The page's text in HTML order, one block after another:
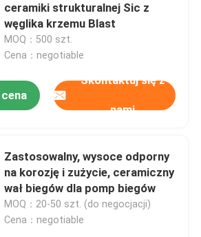
ceramiki strukturalnej Sic z
węglika krzemu Blast
MOQ：500 szt.
Cena：negotiable
Skontaktuj się z
nami
Zastosowalny, wysoce odporny
na korozję i zużycie, ceramiczny
wał biegów dla pomp biegów
MOQ：20-50 szt. (do negocjacji)
Cena：negotiable